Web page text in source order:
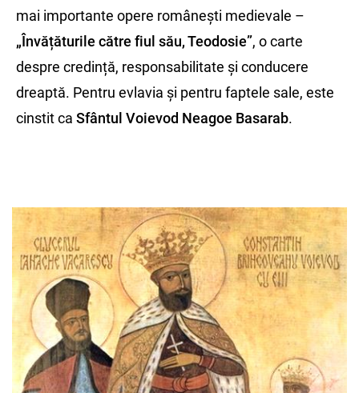
mai importante opere românești medievale –
„Învățăturile către fiul său, Teodosie”, o carte
despre credință, responsabilitate și conducere
dreaptă. Pentru evlavia și pentru faptele sale, este
cinstit ca Sfântul Voievod Neagoe Basarab.